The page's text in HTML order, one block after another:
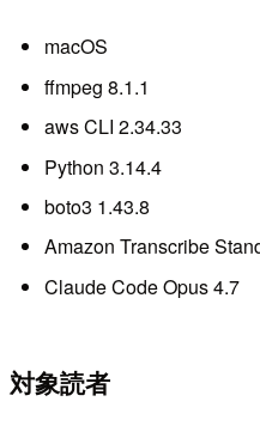
macOS
ffmpeg 8.1.1
aws CLI 2.34.33
Python 3.14.4
boto3 1.43.8
Amazon Transcribe
Claude Code Opus 4.7
対象読者